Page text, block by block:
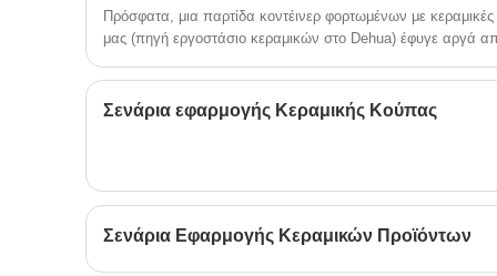
υπηρεσία ODM & OEM
Πρόσφατα, μια παρτίδα κοντέινερ φορτωμένων με
μας (πηγή εργοστάσιο κεραμικών στο Dehua) έφυγε αργά
Σενάρια εφαρμογής Κεραμικής Κούπας
Σενάρια Εφαρμογής Κεραμικών Προϊόντων